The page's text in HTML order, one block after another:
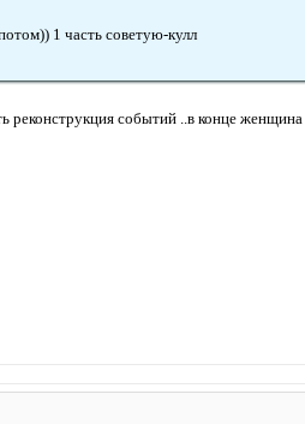
1 часть советую-кулл
реконструкция событий ..в конце